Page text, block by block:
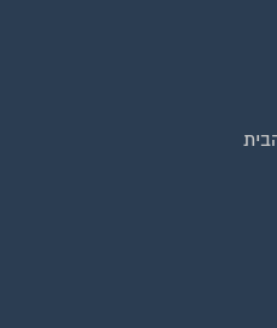
לניהול ועד בית אשר
מהנה ופשוטה ויחסוך לך זמן